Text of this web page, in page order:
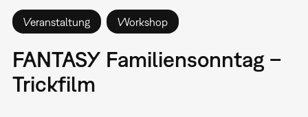
Veranstaltung Workshop
FANTASY Familiensonntag –
Trickfilm